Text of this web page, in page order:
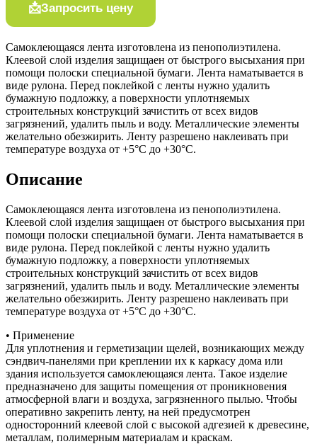
Запросить цену
Самоклеющаяся лента изготовлена из пенополиэтилена.
Клеевой слой изделия защищаен от быстрого высыхания при
помощи полоски специальной бумаги. Лента наматывается в
виде рулона. Перед поклейкой с ленты нужно удалить
бумажную подложку, а поверхности уплотняемых
строительных конструкций зачистить от всех видов
загрязнений, удалить пыль и воду. Металлические элементы
желательно обезжирить. Ленту разрешено наклеивать при
температуре воздуха от +5°С до +30°С.
Описание
Самоклеющаяся лента изготовлена из пенополиэтилена.
Клеевой слой изделия защищаен от быстрого высыхания при
помощи полоски специальной бумаги. Лента наматывается в
виде рулона. Перед поклейкой с ленты нужно удалить
бумажную подложку, а поверхности уплотняемых
строительных конструкций зачистить от всех видов
загрязнений, удалить пыль и воду. Металлические элементы
желательно обезжирить. Ленту разрешено наклеивать при
температуре воздуха от +5°С до +30°С.
• Применение
Для уплотнения и герметизации щелей, возникающих между
сэндвич-панелями при креплении их к каркасу дома или
здания используется самоклеющаяся лента. Такое изделие
предназначено для защиты помещения от проникновения
атмосферной влаги и воздуха, загрязненного пылью. Чтобы
оперативно закрепить ленту, на ней предусмотрен
односторонний клеевой слой с высокой адгезией к древесине,
металлам, полимерным материалам и краскам.